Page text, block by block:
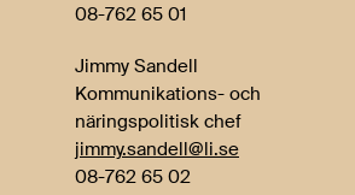
08-762 65 01
Jimmy Sandell
Kommunikations- och
näringspolitisk chef
jimmy.sandell@li.se
08-762 65 02